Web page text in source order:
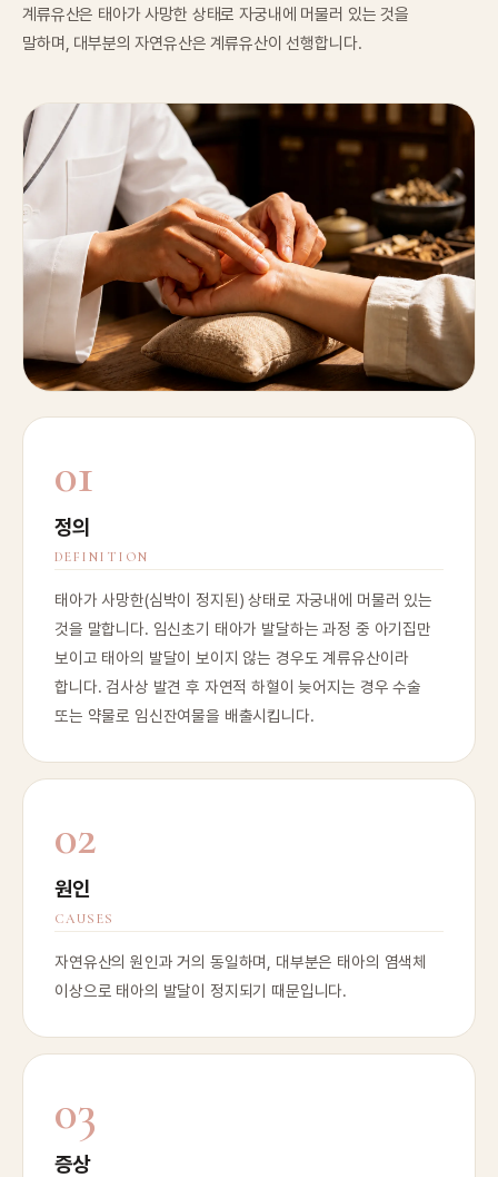
계류유산은 태아가 사망한 상태로 자궁내에 머물러 있는 것을
말하며, 대부분의 자연유산은 계류유산이 선행합니다.
01
정의
DEFINITION
태아가 사망한(심박이 정지된) 상태로 자궁내에 머물러 있는
것을 말합니다. 임신초기 태아가 발달하는 과정 중 아기집만
보이고 태아의 발달이 보이지 않는 경우도 계류유산이라
합니다. 검사상 발견 후 자연적 하혈이 늦어지는 경우 수술
또는 약물로 임신잔여물을 배출시킵니다.
02
원인
CAUSES
자연유산의 원인과 거의 동일하며, 대부분은 태아의 염색체
이상으로 태아의 발달이 정지되기 때문입니다.
03
증상